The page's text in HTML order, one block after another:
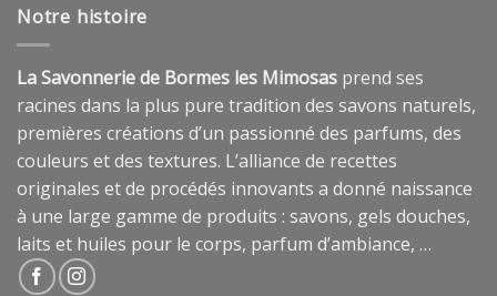
Notre histoire
La Savonnerie de Bormes les Mimosas prend ses
racines dans la plus pure tradition des savons naturels,
premières créations d’un passionné des parfums, des
couleurs et des textures. L’alliance de recettes
originales et de procédés innovants a donné naissance
à une large gamme de produits : savons, gels douches,
laits et huiles pour le corps, parfum d’ambiance, …